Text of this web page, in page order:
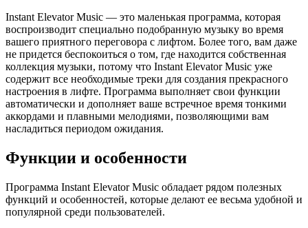
Instant Elevator Music — это маленькая программа, которая
воспроизводит специально подобранную музыку во время
вашего приятного переговора с лифтом. Более того, вам даже
не придется беспокоиться о том, где находится собственная
коллекция музыки, потому что Instant Elevator Music уже
содержит все необходимые треки для создания прекрасного
настроения в лифте. Программа выполняет свои функции
автоматически и дополняет ваше встречное время тонкими
аккордами и плавными мелодиями, позволяющими вам
насладиться периодом ожидания.
Функции и особенности
Программа Instant Elevator Music обладает рядом полезных
функций и особенностей, которые делают ее весьма удобной и
популярной среди пользователей.